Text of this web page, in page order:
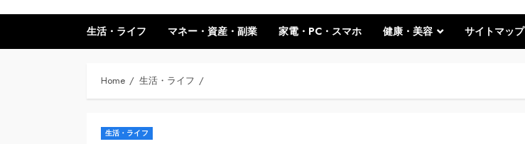
生活・ライフ マネー・資産・副業 家電・PC・スマホ 健康・美容 サイトマップ
Home 生活・ライフ
生活・ライフ